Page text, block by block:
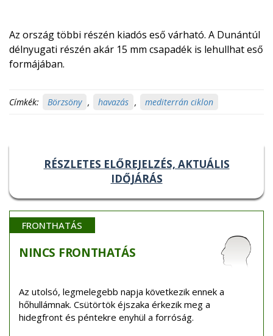
Az ország többi részén kiadós eső várható. A Dunántúl
délnyugati részén akár 15 mm csapadék is lehullhat eső
formájában.
Címkék: Börzsöny , havazás , mediterrán ciklon
RÉSZLETES ELŐREJELZÉS, AKTUÁLIS
IDŐJÁRÁS
FRONTHATÁS
NINCS FRONTHATÁS
Az utolsó, legmelegebb napja következik ennek a
hőhullámnak. Csütörtök éjszaka érkezik meg a
hidegfront és péntekre enyhül a forróság.